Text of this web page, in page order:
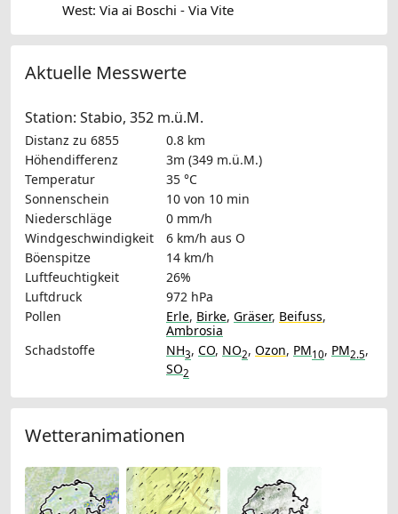
West: Via ai Boschi - Via Vite
Aktuelle Messwerte
Station: Stabio, 352 m.ü.M.
Distanz zu 6855
0.8 km
Höhendifferenz
3m (349 m.ü.M.)
Temperatur
35 °C
Sonnenschein
10 von 10 min
Niederschläge
0 mm/h
Windgeschwindigkeit
6 km/h aus O
Böenspitze
14 km/h
Luftfeuchtigkeit
26%
Luftdruck
972 hPa
Pollen
Erle, Birke, Gräser, Beifuss,
Ambrosia
Schadstoffe
NH3, CO, NO2, Ozon, PM10, PM2.5,
SO2
Wetteranimationen